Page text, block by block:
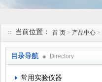
当前位置： 首 页 > 产品中心 >
目录导航 Directory
常用实验仪器